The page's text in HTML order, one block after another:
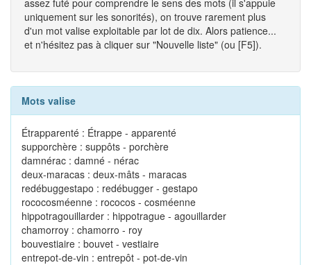
assez futé pour comprendre le sens des mots (il s'appuie
uniquement sur les sonorités), on trouve rarement plus
d'un mot valise exploitable par lot de dix. Alors patience...
et n'hésitez pas à cliquer sur "Nouvelle liste" (ou [F5]).
Mots valise
Étrapparenté : Étrappe - apparenté
supporchère : suppôts - porchère
damnérac : damné - nérac
deux-maracas : deux-mâts - maracas
redébuggestapo : redébugger - gestapo
rococosméenne : rococos - cosméenne
hippotragouillarder : hippotrague - agouillarder
chamorroy : chamorro - roy
bouvestiaire : bouvet - vestiaire
entrepot-de-vin : entrepôt - pot-de-vin